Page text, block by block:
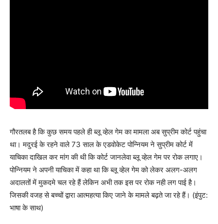
गौरतलब है कि कुछ समय पहले ही ब्लू व्हेल गेम का मामला अब सुप्रीम कोर्ट पहुंचा
था। मदुरई के रहने वाले 73 साल के एडवोकेट पोन्नियम ने सुप्रीम कोर्ट में
याचिका दाखिल कर मांग की थी कि कोर्ट जानलेवा ब्लू व्हेल गेम पर रोक लगाए।
पोन्नियम ने अपनी याचिका में कहा था कि ब्लू व्हेल गेम को लेकर अलग-अलग
अदालतों में मुकदमे चल रहे हैं लेकिन अभी तक इस पर रोक नही लग पाई है।
जिसकी वजह से बच्चों द्वारा आत्महत्या किए जाने के मामले बढ़ते जा रहे हैं। (इंपुट:
भाषा के साथ)